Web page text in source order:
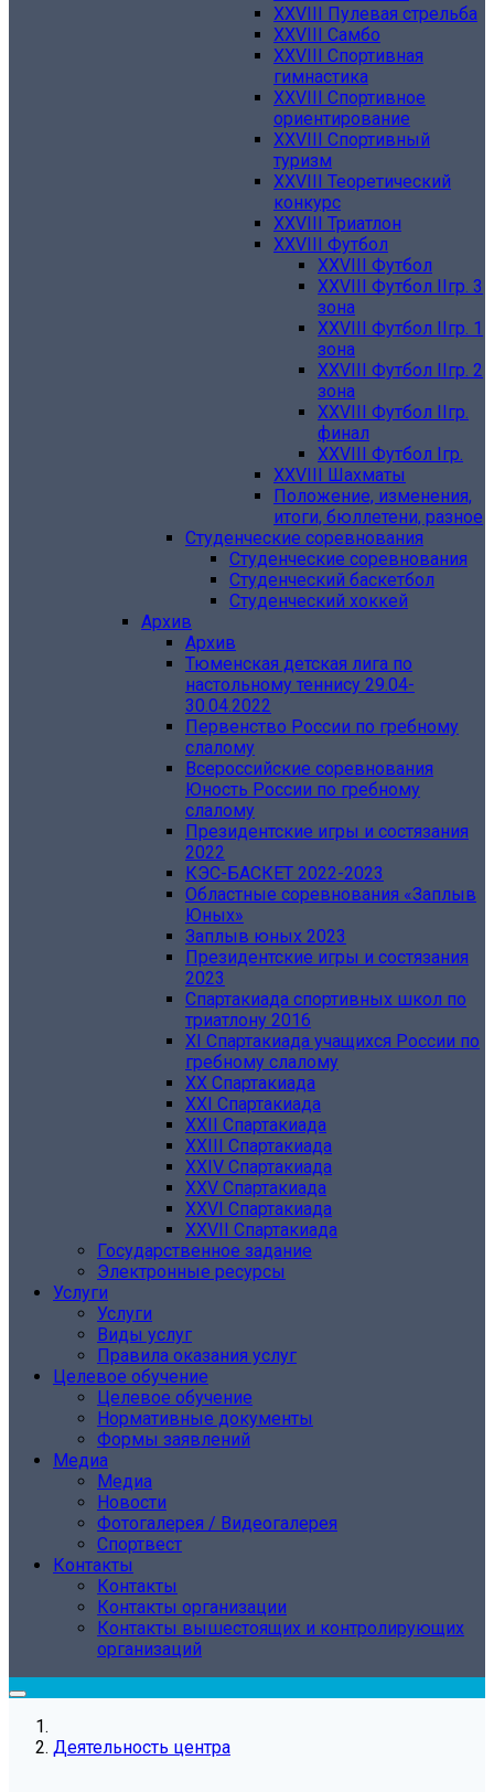
XXVIII Пулевая стрельба
XXVIII Самбо
XXVIII Спортивная
гимнастика
XXVIII Спортивное
ориентирование
XXVIII Спортивный
туризм
XXVIII Теоретический
конкурс
XXVIII Триатлон
XXVIII Футбол
XXVIII Футбол
XXVIII Футбол IIгр. 3
зона
XXVIII Футбол IIгр. 1
зона
XXVIII Футбол IIгр. 2
зона
XXVIII Футбол IIгр.
финал
XXVIII Футбол Iгр.
XXVIII Шахматы
Положение, изменения,
итоги, бюллетени, разное
Студенческие соревнования
Студенческие соревнования
Студенческий баскетбол
Студенческий хоккей
Архив
Архив
Тюменская детская лига по
настольному теннису 29.04-
30.04.2022
Первенство России по гребному
слалому
Всероссийские соревнования
Юность России по гребному
слалому
Президентские игры и состязания
2022
КЭС-БАСКЕТ 2022-2023
Областные соревнования «‎Заплыв
Юных»
Заплыв юных 2023
Президентские игры и состязания
2023
Спартакиада спортивных школ по
триатлону 2016
XI Спартакиада учащихся России по
гребному слалому
ХХ Спартакиада
XXI Спартакиада
XXII Спартакиада
XXIII Спартакиада
XXIV Спартакиада
XXV Спартакиада
XXVI Спартакиада
XXVII Спартакиада
Государственное задание
Электронные ресурсы
Услуги
Услуги
Виды услуг
Правила оказания услуг
Целевое обучение
Целевое обучение
Нормативные документы
Формы заявлений
Медиа
Медиа
Новости
Фотогалерея / Видеогалерея
Спортвест
Контакты
Контакты
Контакты организации
Контакты вышестоящих и контролирующих
организаций
Деятельность центра